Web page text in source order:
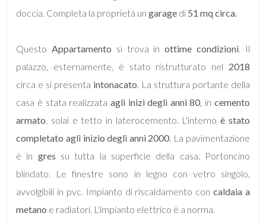
doccia. Completa la proprietà un garage di 51 mq circa.
QuestoAppartamento si trova inottime condizioni. Il
palazzo, esternamente, è stato ristrutturato nel 2018
circa e si presenta intonacato. La struttura portante della
casa è stata realizzata agli inizi degli anni 80, in cemento
armato, solai e tetto in laterocemento. L'internoè stato
completato agli inizio degli anni 2000. La pavimentazione
è in gres su tutta la superficie della casa. Portoncino
blindato. Le finestre sono in legno con vetro singolo,
avvolgibili in pvc. Impianto di riscaldamento con caldaia a
metano e radiatori. L'impianto elettrico è a norma.
Locali
2
3
4